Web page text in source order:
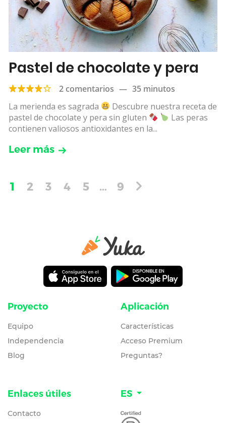
Pastel de chocolate y pera
2 comentarios — 35 minutos
La merienda es sagrada
Descubre nuestra receta de
pastel de chocolate y pera sin gluten
Las peras
contienen valiosos antioxidantes en la...
Leer más
1 2 3 4 5 … 9
Proyecto
Equipo
Independencia
Blog
Aplicación
Características
Acceso Premium
Preguntas?
Enlaces útiles
Contacto
ES